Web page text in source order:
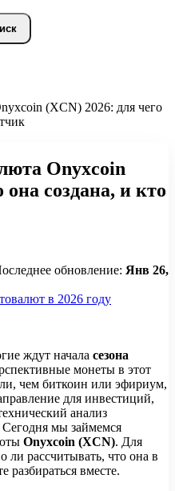
(XCN) 2026: для чего
Onyxcoin
создана, и кто
обновление: Янв 26,
ждут начала сезона
монеты в этот
чем биткоин или эфириум,
для инвестиций,
анализ
Сегодня мы займемся
Onyxcoin (XCN). Для
ли рассчитывать, что она в
разбираться вместе.